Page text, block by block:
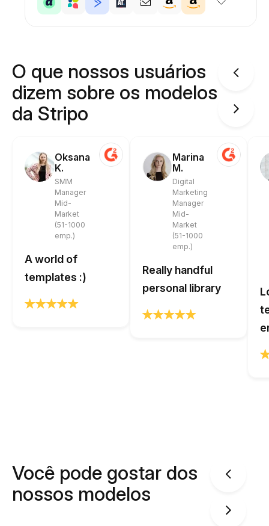
O que nossos usuários
dizem sobre os modelos
da Stripo
Oksana
K.
SMM
Manager
Mid-
Market
(51-1000
emp.)
A world of
templates :)
Marina
M.
Digital
Marketing
Manager
Mid-
Market
(51-1000
emp.)
Really handful
personal library
Você pode gostar dos
nossos modelos